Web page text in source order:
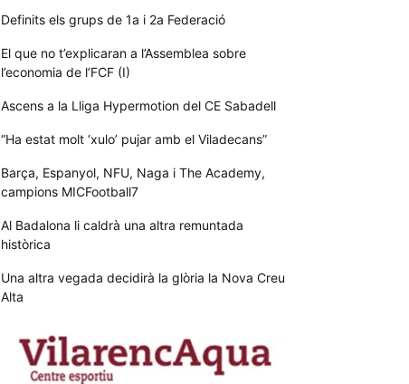
Definits els grups de 1a i 2a Federació
El que no t’explicaran a l’Assemblea sobre
l’economia de l’FCF (I)
Ascens a la Lliga Hypermotion del CE Sabadell
“Ha estat molt ‘xulo’ pujar amb el Viladecans”
Barça, Espanyol, NFU, Naga i The Academy,
campions MICFootball7
Al Badalona li caldrà una altra remuntada
històrica
Una altra vegada decidirà la glòria la Nova Creu
Alta